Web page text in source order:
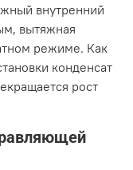
внутренний
вытяжная
режиме. Как
конденсат
рост